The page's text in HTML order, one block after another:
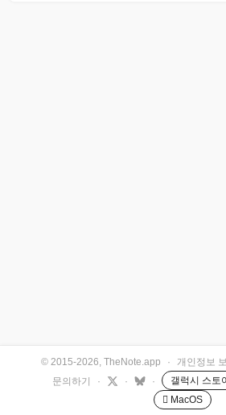
© 2015-2026, TheNote.app · 개인정보
문의하기
· · · 갤럭시 스토
 MacOS